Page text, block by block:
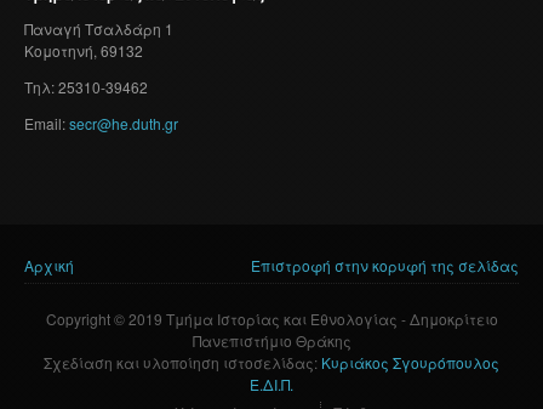
Παναγή Τσαλδάρη 1
Κομοτηνή, 69132
Τηλ: 25310-39462
Email:secr@he.duth.gr
Είστε εδώ
Αρχική Επιστροφή στην κορυφή της σελίδας
Copyright © 2019 Τμήμα Ιστορίας και Εθνολογίας - Δημοκρίτειο
Πανεπιστήμιο Θράκης
Σχεδίαση και υλοποίηση ιστοσελίδας: Κυριάκος Σγουρόπουλος
Ε.ΔΙ.Π.